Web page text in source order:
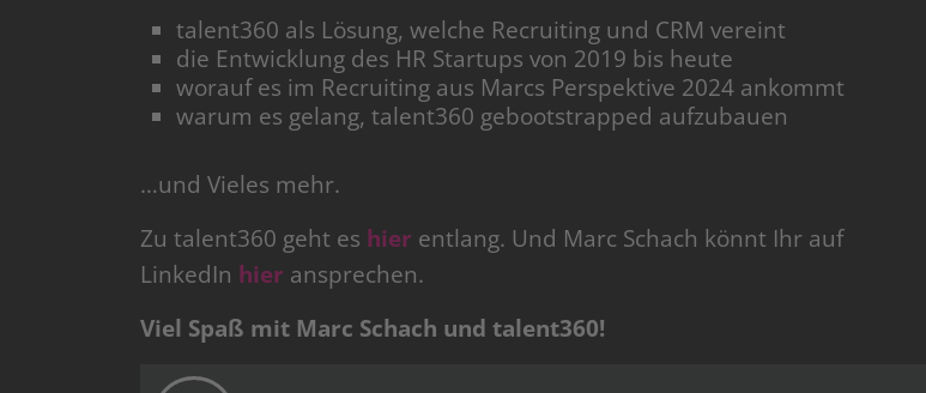
talent360 als Lösung, welche Recruiting und CRM vereint
die Entwicklung des HR Startups von 2019 bis heute
worauf es im Recruiting aus Marcs Perspektive 2024 ankommt
warum es gelang, talent360 gebootstrapped aufzubauen
…und Vieles mehr.
Zu talent360 geht es hier entlang. Und Marc Schach könnt Ihr auf
LinkedIn hier ansprechen.
Viel Spaß mit Marc Schach und talent360!